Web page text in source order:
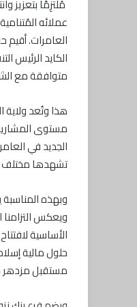
مُلتزِمًا بتعزيز
عملائه
العامرات. أقيم
الكايد الرئيس
متوافقة مع
هذا وتُعد
مستوى
الجديد في
تشهدها مختلف
وبهذه
ويعكس
الأساسية
حلول مالية
مستقبل مزدهر